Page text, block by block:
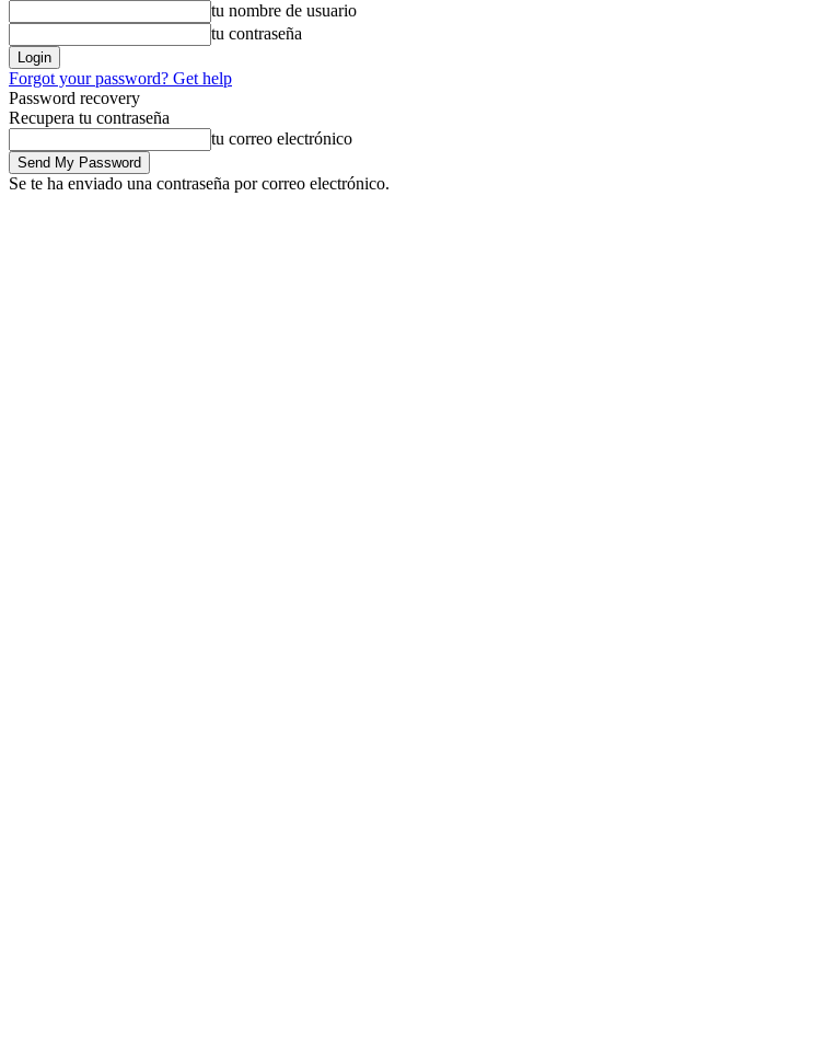
tu nombre de usuario
tu contraseña
Forgot your password? Get help
Password recovery
Recupera tu contraseña
tu correo electrónico
Se te ha enviado una contraseña por correo electrónico.